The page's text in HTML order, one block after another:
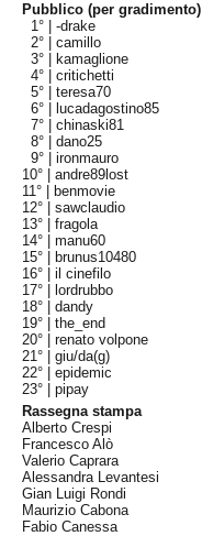
Pubblico (per gradimento)
1° |-drake
2° |camillo
3° |
kamaglione
4° |critichetti
5° |teresa70
6° |
lucadagostino85
7° |chinaski81
8° |dano25
9° |ironmauro
10° |andre89lost
11° |
benmovie
12° |sawclaudio
13° |fragola
14° |manu60
15° |
brunus10480
16° |il cinefilo
17° |
lordrubbo
18° |dandy
19° |the_end
20° |renato volpone
21° |giu/da(g)
22° |epidemic
23° |pipay
Rassegna stampa
Alberto Crespi
Francesco Alò
Valerio Caprara
Alessandra Levantesi
Gian Luigi Rondi
Maurizio Cabona
Fabio Canessa